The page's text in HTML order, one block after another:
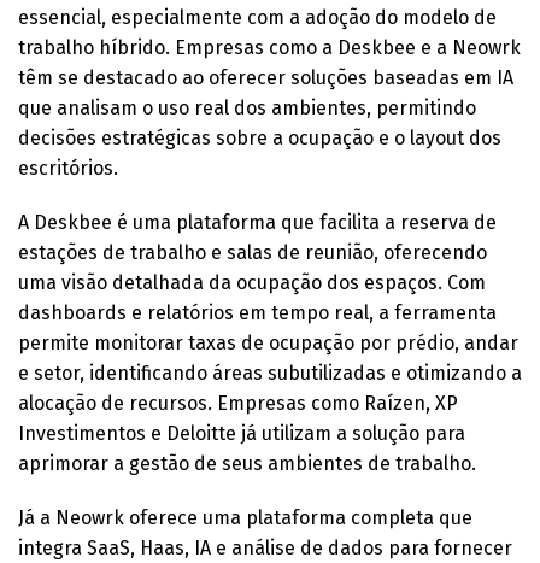
essencial, especialmente com a adoção do modelo de
trabalho híbrido. Empresas como a Deskbee e a Neowrk
têm se destacado ao oferecer soluções baseadas em IA
que analisam o uso real dos ambientes, permitindo
decisões estratégicas sobre a ocupação e o layout dos
escritórios.
A Deskbee é uma plataforma que facilita a reserva de
estações de trabalho e salas de reunião, oferecendo
uma visão detalhada da ocupação dos espaços. Com
dashboards e relatórios em tempo real, a ferramenta
permite monitorar taxas de ocupação por prédio, andar
e setor, identificando áreas subutilizadas e otimizando a
alocação de recursos. Empresas como Raízen, XP
Investimentos e Deloitte já utilizam a solução para
aprimorar a gestão de seus ambientes de trabalho.
Já a Neowrk oferece uma plataforma completa que
integra SaaS, Haas, IA e análise de dados para fornecer